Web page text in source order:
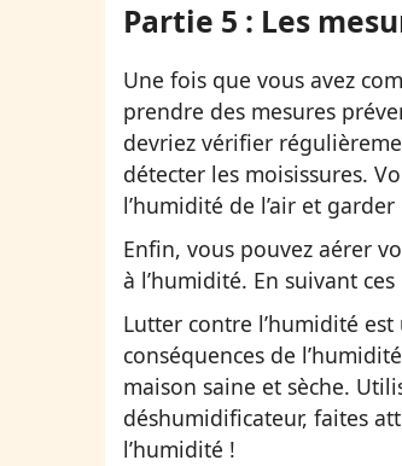
Partie 5 : Les
Une fois que vous avez
prendre des mesures
devriez vérifier
détecter les moisissures.
l’humidité de l’air et
Enfin, vous pouvez aérer
à l’humidité. En suivant
Lutter contre l’humidité
conséquences de
maison saine et sèche.
déshumidificateur, faites
l’humidité !